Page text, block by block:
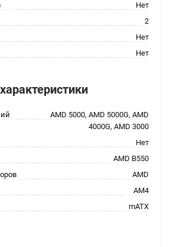
Нет
2
Нет
Нет
AMD 5000, AMD 5000G, AMD
4000G, AMD 3000
Нет
AMD B550
AMD
AM4
mATX